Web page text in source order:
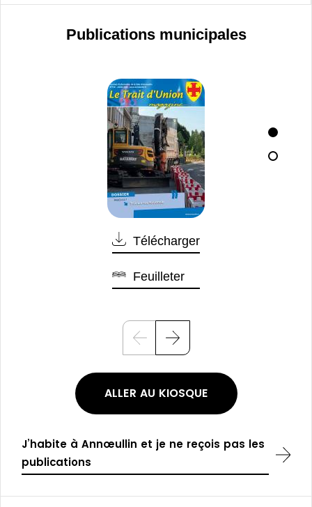
Publications municipales
Télécharger
Feuilleter
P
r
c
d
n
S
u
v
n
ALLER AU KIOSQUE
J’habite à Annœullin et je ne reçois pas les
publications